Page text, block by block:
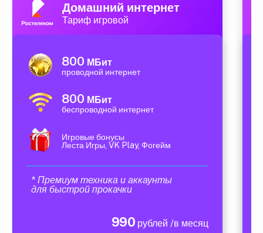
Домашний интернет
Тариф игровой
800 МБит
проводной интернет
800 МБит
беспроводной интернет
Игровые бонусы
Леста Игры, VK Play, Фогейм
* Премиум техника и аккаунты
для быстрой прокачки
990 рублей /в месяц